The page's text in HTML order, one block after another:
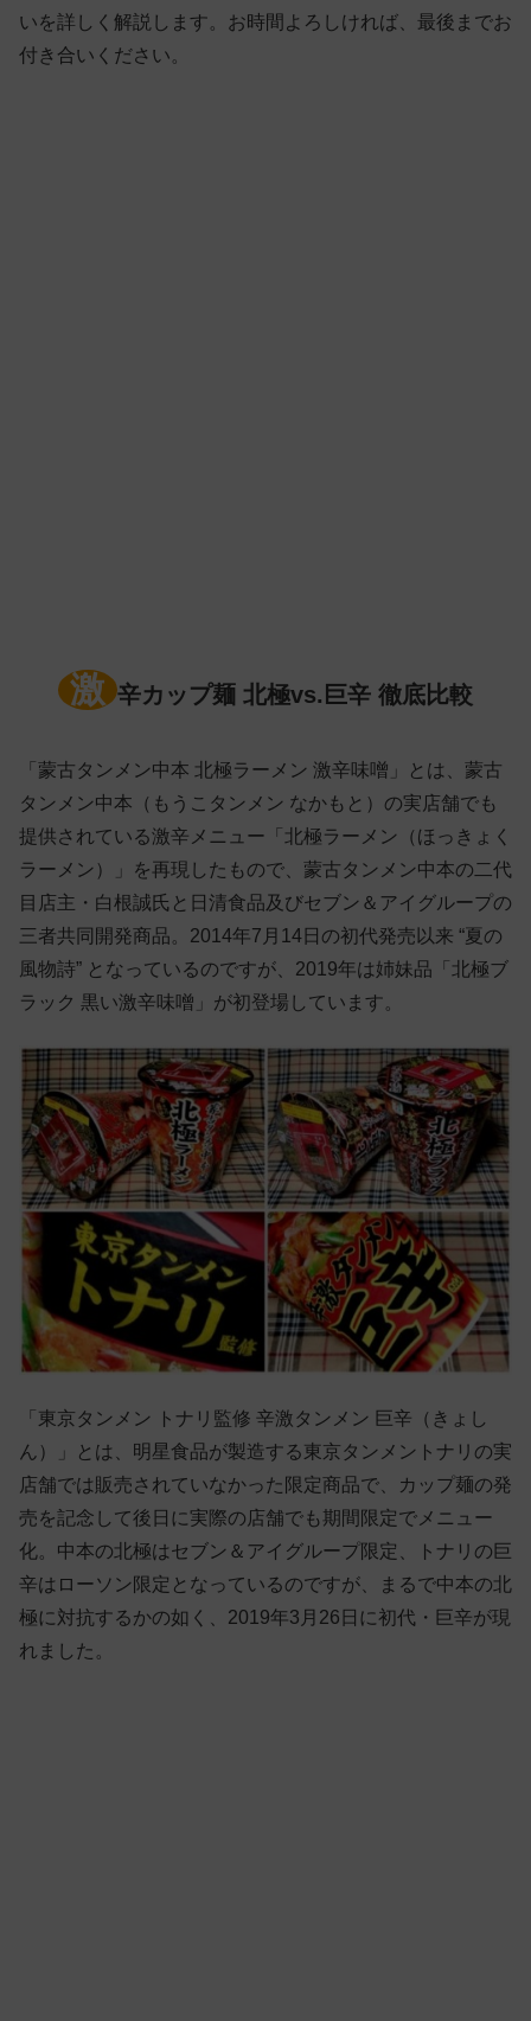
いを詳しく解説します。お時間よろしければ、最後までお
付き合いください。
激 辛カップ麺 北極vs.巨辛 徹底比較
「蒙古タンメン中本 北極ラーメン 激辛味噌」とは、蒙古
タンメン中本（もうこタンメン なかもと）の実店舗でも
提供されている激辛メニュー「北極ラーメン（ほっきょく
ラーメン）」を再現したもので、蒙古タンメン中本の二代
目店主・白根誠氏と日清食品及びセブン＆アイグループの
三者共同開発商品。2014年7月14日の初代発売以来 “夏の
風物詩” となっているのですが、2019年は姉妹品「北極ブ
ラック 黒い激辛味噌」が初登場しています。
「東京タンメン トナリ監修 辛激タンメン 巨辛（きょし
ん）」とは、明星食品が製造する東京タンメントナリの実
店舗では販売されていなかった限定商品で、カップ麺の発
売を記念して後日に実際の店舗でも期間限定でメニュー
化。中本の北極はセブン＆アイグループ限定、トナリの巨
辛はローソン限定となっているのですが、まるで中本の北
極に対抗するかの如く、2019年3月26日に初代・巨辛が現
れました。